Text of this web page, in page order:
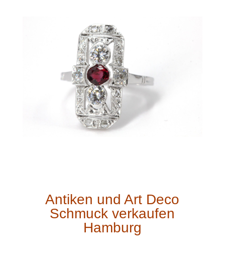
Antiken und Art Deco
Schmuck verkaufen
Hamburg